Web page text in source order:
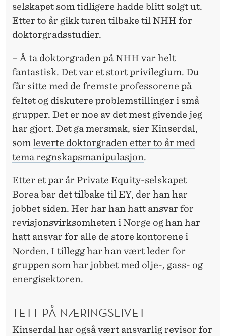
selskapet som tidligere hadde blitt solgt ut.
Etter to år gikk turen tilbake til NHH for
doktorgradsstudier.
– Å ta doktorgraden på NHH var helt
fantastisk. Det var et stort privilegium. Du
får sitte med de fremste professorene på
feltet og diskutere problemstillinger i små
grupper. Det er noe av det mest givende jeg
har gjort. Det ga mersmak, sier Kinserdal,
som leverte doktorgraden etter to år med
tema regnskapsmanipulasjon.
Etter et par år Private Equity-selskapet
Borea bar det tilbake til EY, der han har
jobbet siden. Her har han hatt ansvar for
revisjonsvirksomheten i Norge og han har
hatt ansvar for alle de store kontorene i
Norden. I tillegg har han vært leder for
gruppen som har jobbet med olje-, gass- og
energisektoren.
TETT PÅ NÆRINGSLIVET
Kinserdal har også vært ansvarlig revisor for